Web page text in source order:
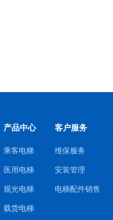
产品中心
乘客电梯
医用电梯
观光电梯
载货电梯
客户服务
维保服务
安装管理
电梯配件销售